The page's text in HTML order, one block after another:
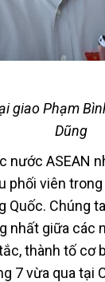
giao Phạm
Dũng
nước ASEAN
phối viên
Quốc. Chúng
nhất giữa các
thành tố cơ
7 vừa qua tại